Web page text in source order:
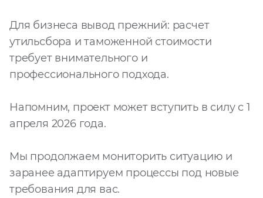
Для бизнеса вывод прежний: расчет
утильсбора и таможенной стоимости
требует внимательного и
профессионального подхода.
Напомним, проект может вступить в силу с 1
апреля 2026 года.
Мы продолжаем мониторить ситуацию и
заранее адаптируем процессы под новые
требования для вас.